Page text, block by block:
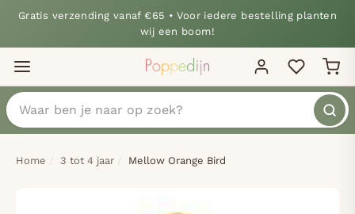
Gratis verzending vanaf €65 • Voor iedere bestelling planten
wij een boom!
Home 3 tot 4 jaar Mellow Orange Bird